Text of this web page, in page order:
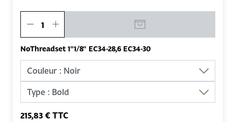
NoThreadset 1''1/8'' EC34-28,6 EC34-30
215,83 € TTC